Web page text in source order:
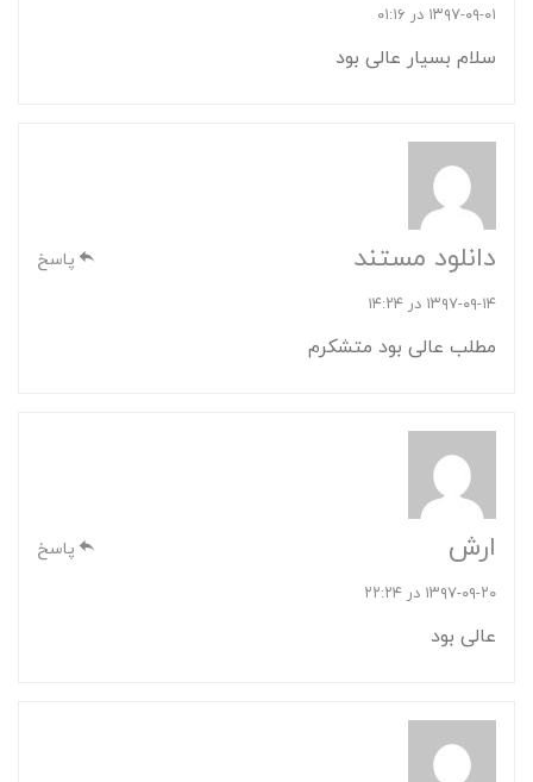
۱۳۹۷-۰۹-۰۱ در ۰۱:۱۶
سلام بسیار عالی بود
دانلود مستند پاسخ
۱۳۹۷-۰۹-۱۴ در ۱۴:۲۴
مطلب عالی بود متشکرم
ارش پاسخ
۱۳۹۷-۰۹-۲۰ در ۲۲:۲۴
عالی بود